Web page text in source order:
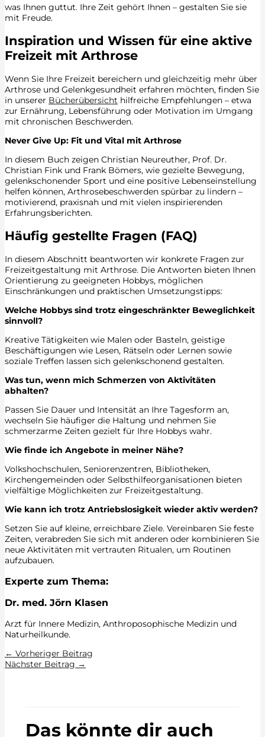
was Ihnen guttut. Ihre Zeit gehört Ihnen – gestalten Sie sie
mit Freude.
Inspiration und Wissen für eine aktive
Freizeit mit Arthrose
Wenn Sie Ihre Freizeit bereichern und gleichzeitig mehr über
Arthrose und Gelenkgesundheit erfahren möchten, finden Sie
in unserer Bücherübersicht hilfreiche Empfehlungen – etwa
zur Ernährung, Lebensführung oder Motivation im Umgang
mit chronischen Beschwerden.
Never Give Up: Fit und Vital mit Arthrose
In diesem Buch zeigen Christian Neureuther, Prof. Dr.
Christian Fink und Frank Bömers, wie gezielte Bewegung,
gelenkschonender Sport und eine positive Lebenseinstellung
helfen können, Arthrosebeschwerden spürbar zu lindern –
motivierend, praxisnah und mit vielen inspirierenden
Erfahrungsberichten.
Häufig gestellte Fragen (FAQ)
In diesem Abschnitt beantworten wir konkrete Fragen zur
Freizeitgestaltung mit Arthrose. Die Antworten bieten Ihnen
Orientierung zu geeigneten Hobbys, möglichen
Einschränkungen und praktischen Umsetzungstipps:
Welche Hobbys sind trotz eingeschränkter Beweglichkeit
sinnvoll?
Kreative Tätigkeiten wie Malen oder Basteln, geistige
Beschäftigungen wie Lesen, Rätseln oder Lernen sowie
soziale Treffen lassen sich gelenkschonend gestalten.
Was tun, wenn mich Schmerzen von Aktivitäten
abhalten?
Passen Sie Dauer und Intensität an Ihre Tagesform an,
wechseln Sie häufiger die Haltung und nehmen Sie
schmerzarme Zeiten gezielt für Ihre Hobbys wahr.
Wie finde ich Angebote in meiner Nähe?
Volkshochschulen, Seniorenzentren, Bibliotheken,
Kirchengemeinden oder Selbsthilfeorganisationen bieten
vielfältige Möglichkeiten zur Freizeitgestaltung.
Wie kann ich trotz Antriebslosigkeit wieder aktiv werden?
Setzen Sie auf kleine, erreichbare Ziele. Vereinbaren Sie feste
Zeiten, verabreden Sie sich mit anderen oder kombinieren Sie
neue Aktivitäten mit vertrauten Ritualen, um Routinen
aufzubauen.
Experte zum Thema:
Dr. med. Jörn Klasen
Arzt für Innere Medizin, Anthroposophische Medizin und
Naturheilkunde.
← Vorheriger Beitrag
Nächster Beitrag →
Das könnte dir auch